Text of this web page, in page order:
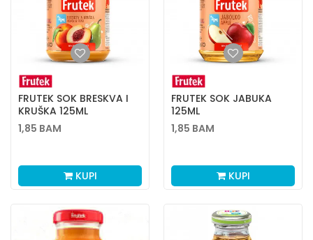
FRUTEK SOK BRESKVA I
KRUŠKA 125ML
1,85 BAM
KUPI
FRUTEK SOK JABUKA
125ML
1,85 BAM
KUPI